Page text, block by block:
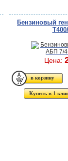
Бензиновый
Цена:
Купить в 1